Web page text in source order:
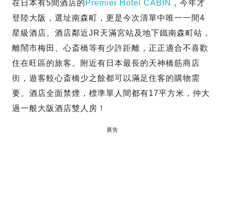
在日本有5間酒店的 Premier Hotel CABIN
，今年才
登陸大阪，選址南森町，更是今次清單中唯一一間4
星級酒店。酒店鄰近JR天滿宮站及地下鐵南森町站，
離鬧市梅田、心斎橋等有少許距離，正正適合不喜歡
住在旺區的旅客。附近有日本最長的天神橋筋商店
街，遊客較心斎橋少之餘都可以滿足住客的購物需
要。酒店全面禁煙，標準單人間都有17平方米，仲大
過一般大阪酒店雙人房！
廣告